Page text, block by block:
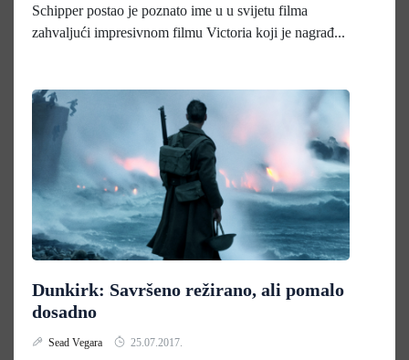
Schipper postao je poznato ime u u svijetu filma
zahvaljući impresivnom filmu Victoria koji je nagrađ...
Dunkirk: Savršeno režirano, ali pomalo
dosadno
Sead Vegara 25.07.2017.